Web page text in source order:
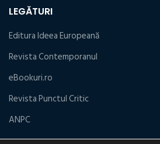
LEGĂTURI
Editura Ideea Europeană
Revista Contemporanul
eBookuri.ro
Revista Punctul Critic
ANPC